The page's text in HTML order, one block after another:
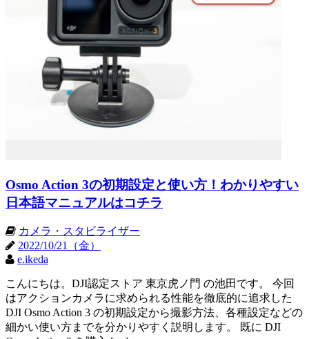
Osmo Action 3の初期設定と使い方！わかりやすい
日本語マニュアルはコチラ
カメラ・スタビライザー
2022/10/21（金）
e.ikeda
こんにちは。DJI認定ストア 東京虎ノ門 の池田です。 今回
はアクションカメラに求められる性能を徹底的に追求した
DJI Osmo Action 3 の初期設定から撮影方法、各種設定などの
細かい使い方までを分かりやすく説明します。 既に DJI